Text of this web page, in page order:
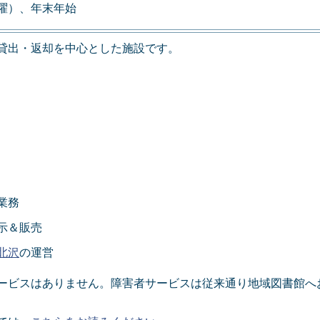
）、年末年始
・返却を中心とした施設です。
務
＆販売
沢の運営
ビスはありません。障害者サービスは従来通り地域図書館へ